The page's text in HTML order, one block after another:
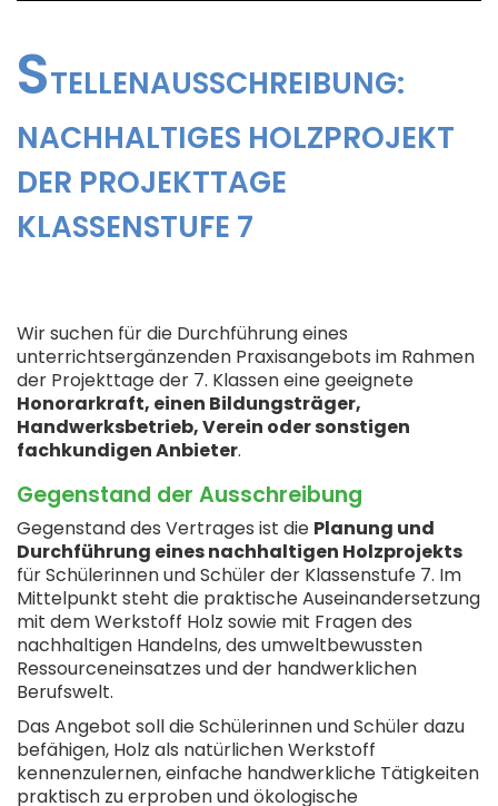
SCHULLEBEN
NETZWERK
STELLENAUSSCHREIBUNG:
NACHHALTIGES HOLZPROJEKT
DER PROJEKTTAGE
KLASSENSTUFE 7
Wir suchen für die Durchführung eines
unterrichtsergänzenden Praxisangebots im Rahmen
der Projekttage der 7. Klassen eine geeignete
Honorarkraft, einen Bildungsträger,
Handwerksbetrieb, Verein oder sonstigen
fachkundigen Anbieter.
Gegenstand der Ausschreibung
Gegenstand des Vertrages ist die Planung und
Durchführung eines nachhaltigen Holzprojekts
für Schülerinnen und Schüler der Klassenstufe 7. Im
Mittelpunkt steht die praktische Auseinandersetzung
mit dem Werkstoff Holz sowie mit Fragen des
nachhaltigen Handelns, des umweltbewussten
Ressourceneinsatzes und der handwerklichen
Berufswelt.
Das Angebot soll die Schülerinnen und Schüler dazu
befähigen, Holz als natürlichen Werkstoff
kennenzulernen, einfache handwerkliche Tätigkeiten
praktisch zu erproben und ökologische